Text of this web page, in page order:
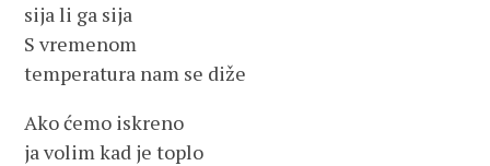
sija li ga sija
S vremenom
temperatura nam se diže
Ako ćemo iskreno
ja volim kad je toplo